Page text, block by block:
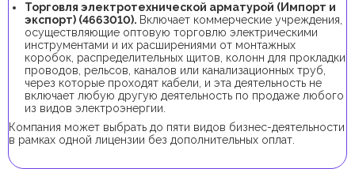
Торговля электротехнической арматурой (Импорт и
экспорт) (4663010). Включает коммерческие учреждения,
осуществляющие оптовую торговлю электрическими
инструментами и их расширениями от монтажных
коробок, распределительных щитов, колонн для прокладки
проводов, рельсов, каналов или канализационных труб,
через которые проходят кабели, и эта деятельность не
включает любую другую деятельность по продаже любого
из видов электроэнергии.
Компания может выбрать до пяти видов бизнес-деятельности
в рамках одной лицензии без дополнительных оплат.